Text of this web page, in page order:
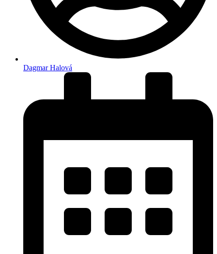
Dagmar Halová